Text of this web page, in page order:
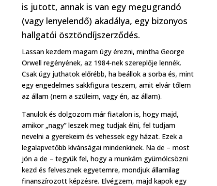
is jutott, annak is van egy megugrandó
(vagy lenyelendő) akadálya, egy bizonyos
hallgatói ösztöndíjszerződés.
Lassan kezdem magam úgy érezni, mintha George
Orwell regényének, az 1984-nek szereplője lennék.
Csak úgy juthatok előrébb, ha beállok a sorba és, mint
egy engedelmes sakkfigura teszem, amit elvár tőlem
az állam (nem a szüleim, vagy én, az állam).
Tanulok és dolgozom már fiatalon is, hogy majd,
amikor „nagy” leszek meg tudjak élni, fel tudjam
nevelni a gyerekeim és vehessek egy házat. Ezek a
legalapvetőbb kívánságai mindenkinek. Na de – most
jön a de – tegyük fel, hogy a munkám gyümölcsözni
kezd és felvesznek egyetemre, mondjuk államilag
finanszírozott képzésre. Elvégzem, majd kapok egy